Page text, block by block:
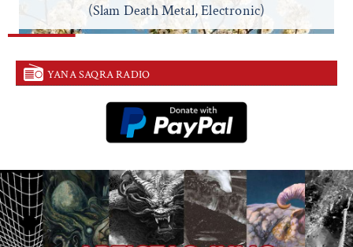
(Slam Death Metal, Electronic)
YANA SAQRA RADIO